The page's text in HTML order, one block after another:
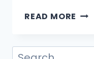
READ MORE